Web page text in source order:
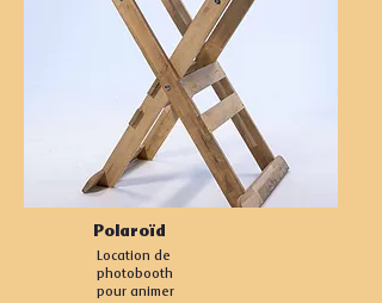
Polaroïd
Location de
photobooth
pour animer